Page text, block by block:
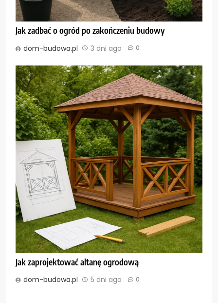
Jak zadbać o ogród po zakończeniu budowy
dom-budowa.pl 3 dni ago 0
Jak zaprojektować altanę ogrodową
dom-budowa.pl 5 dni ago 0